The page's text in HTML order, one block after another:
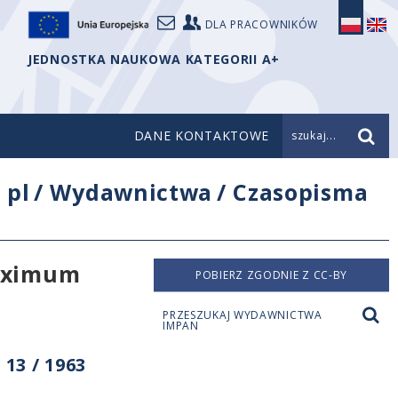
DLA PRACOWNIKÓW
JEDNOSTKA NAUKOWA KATEGORII A+
DANE KONTAKTOWE szukaj...
pl /Wydawnictwa / Czasopisma
/ 1963
POBIERZ ZGODNIE Z CC-BY
PRZESZUKAJ WYDAWNICTWA
IMPAN